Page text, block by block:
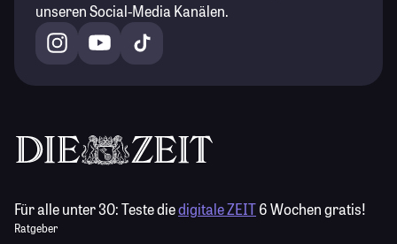
unseren Social-Media Kanälen.
Für alle unter 30:Teste diedigitale ZEIT6 Wochen gratis!
Ratgeber